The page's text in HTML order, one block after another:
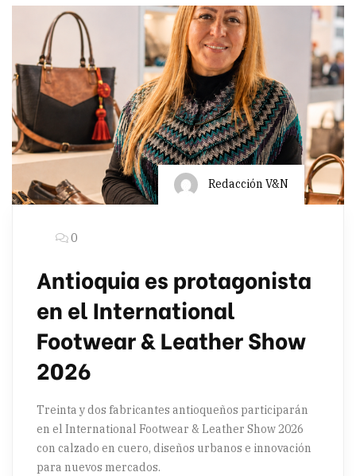
Redacción V&N
0
Antioquia es protagonista
en el International
Footwear & Leather Show
2026
Treinta y dos fabricantes antioqueños participarán
en el International Footwear & Leather Show 2026
con calzado en cuero, diseños urbanos e innovación
para nuevos mercados.